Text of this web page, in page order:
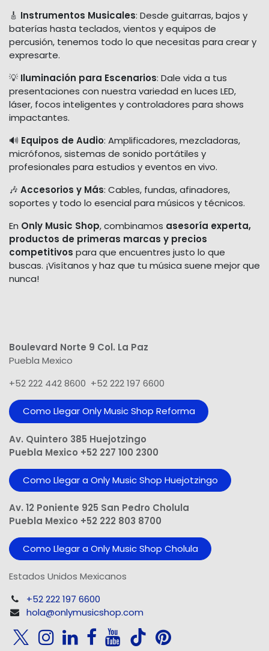
🎸 Instrumentos Musicales: Desde guitarras, bajos y
baterías hasta teclados, vientos y equipos de
percusión, tenemos todo lo que necesitas para crear y
expresarte.
💡 Iluminación para Escenarios: Dale vida a tus
presentaciones con nuestra variedad en luces LED,
láser, focos inteligentes y controladores para shows
impactantes.
🔊 Equipos de Audio: Amplificadores, mezcladoras,
micrófonos, sistemas de sonido portátiles y
profesionales para estudios y eventos en vivo.
🎶 Accesorios y Más: Cables, fundas, afinadores,
soportes y todo lo esencial para músicos y técnicos.
En Only Music Shop, combinamos asesoría experta,
productos de primeras marcas y precios
competitivos para que encuentres justo lo que
buscas. ¡Visítanos y haz que tu música suene mejor que
nunca!
Boulevard Norte 9 Col. La Paz
Puebla Mexico
+52 222 442 8600 +52 222 197 6600
Como Llegar Only Music Shop​ Reforma
Av. Quintero 385 Huejotzingo
Puebla Mexico +52 227 100 2300
Como Llegar a Only Music Shop Huejotzingo
Av. 12 Poniente 925 San Pedro Cholula
Puebla Mexico +52 222 803 8700
Como Llegar a Only Music Shop Cholula
Estados Unidos Mexicanos
+52 222 197 6600
hola@onlymusicshop.com